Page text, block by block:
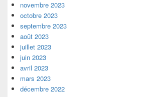
novembre 2023
octobre 2023
septembre 2023
août 2023
juillet 2023
juin 2023
avril 2023
mars 2023
décembre 2022